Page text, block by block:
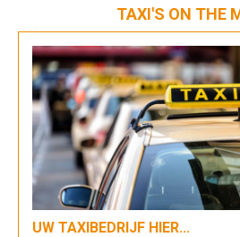
TAXI'S ON THE
UW TAXIBEDRIJF HIER...